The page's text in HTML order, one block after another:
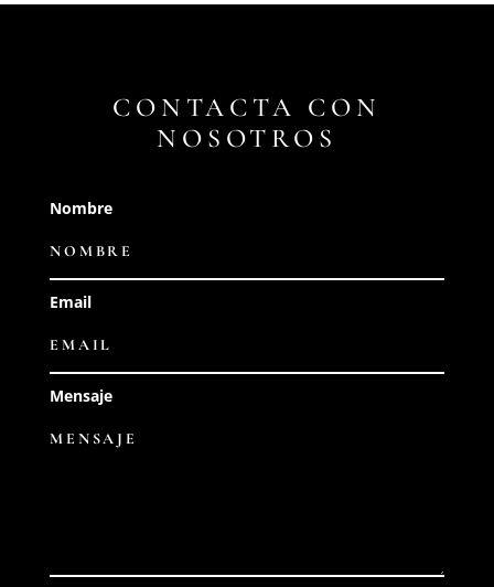
CONTACTA CON
NOSOTROS
Nombre
Email
Mensaje